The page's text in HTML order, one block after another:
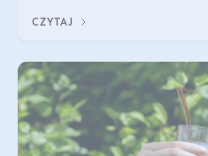
CZYTAJ